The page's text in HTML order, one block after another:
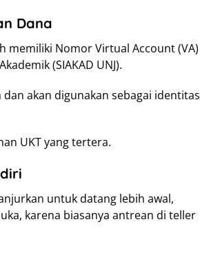
Dana
memiliki Nomor Virtual Account (VA)
(SIAKAD UNJ).
akan digunakan sebagai identitas
UKT yang tertera.
untuk datang lebih awal,
karena biasanya antrean di teller